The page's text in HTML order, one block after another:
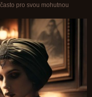
pro svou mohutnou